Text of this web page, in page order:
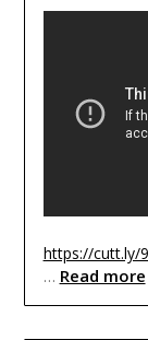
https://cutt.ly/
… Read more